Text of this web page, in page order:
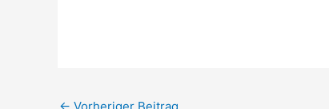
← Vorheriger Beitrag